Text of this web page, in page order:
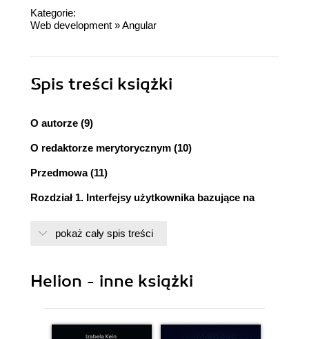
Kategorie:
Web development »Angular
Spis treści książki
O autorze (9)
O redaktorze merytorycznym (10)
Przedmowa (11)
Rozdział 1. Interfejsy użytkownika bazujące na
Myślenie w kategoriach organizmów (18)
(19)
Łatwość kompozycji (22)
Komponenty, czyli rozwiązanie wymyślone
pokaż cały spis treści
Helion - inne książki